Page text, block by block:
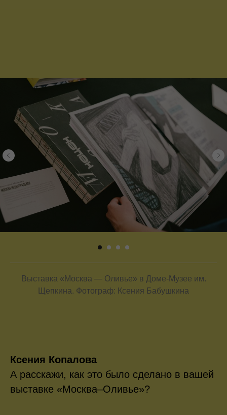
Выставка «Москва — Оливье» в Доме-Музее им.
Щепкина. Фотограф: Ксения Бабушкина
Ксения Копалова
А расскажи, как это было сделано в вашей
выставке «Москва–Оливье»?